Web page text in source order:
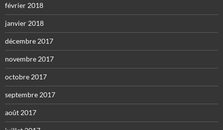
février 2018
janvier 2018
décembre 2017
novembre 2017
octobre 2017
septembre 2017
août 2017